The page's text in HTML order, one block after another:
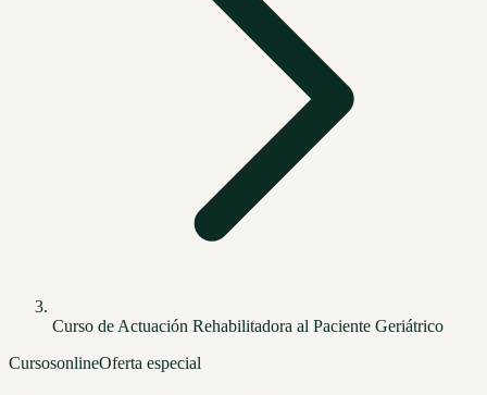
Curso de Actuación Rehabilitadora al Paciente Geriátrico
CursosonlineOferta especial